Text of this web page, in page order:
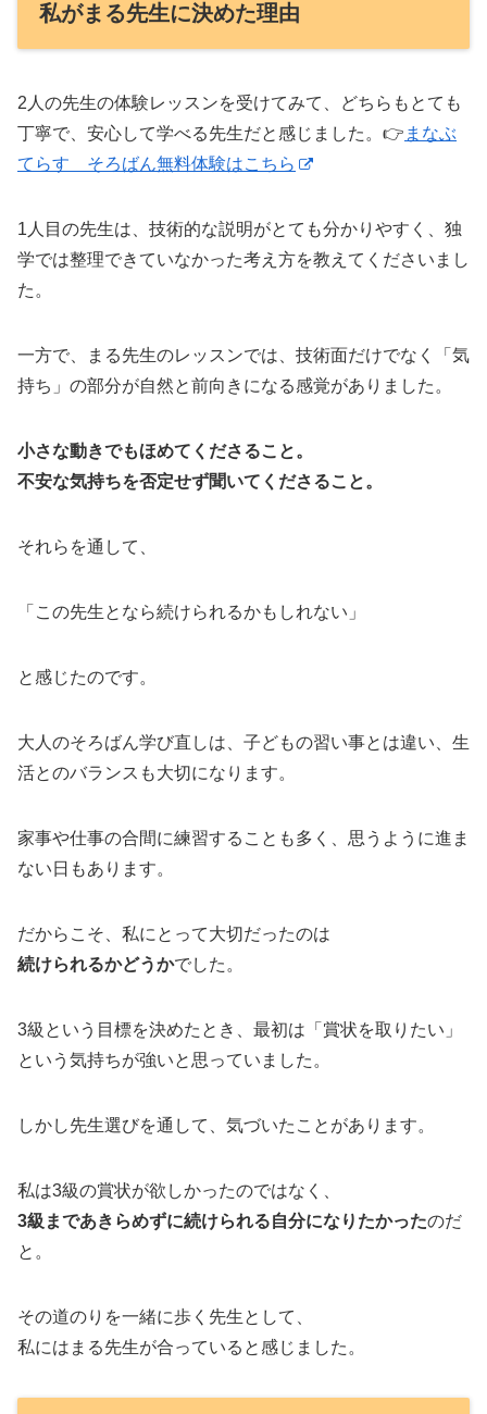
私がまる先生に決めた理由
2人の先生の体験レッスンを受けてみて、どちらもとても
丁寧で、安心して学べる先生だと感じました。👉 まなぶ
てらす そろばん無料体験はこちら
1人目の先生は、技術的な説明がとても分かりやすく、独
学では整理できていなかった考え方を教えてくださいまし
た。
一方で、まる先生のレッスンでは、技術面だけでなく「気
持ち」の部分が自然と前向きになる感覚がありました。
小さな動きでもほめてくださること。
不安な気持ちを否定せず聞いてくださること。
それらを通して、
「この先生となら続けられるかもしれない」
と感じたのです。
大人のそろばん学び直しは、子どもの習い事とは違い、生
活とのバランスも大切になります。
家事や仕事の合間に練習することも多く、思うように進ま
ない日もあります。
だからこそ、私にとって大切だったのは
続けられるかどうかでした。
3級という目標を決めたとき、最初は「賞状を取りたい」
という気持ちが強いと思っていました。
しかし先生選びを通して、気づいたことがあります。
私は3級の賞状が欲しかったのではなく、
3級まであきらめずに続けられる自分になりたかったのだ
と。
その道のりを一緒に歩く先生として、
私にはまる先生が合っていると感じました。